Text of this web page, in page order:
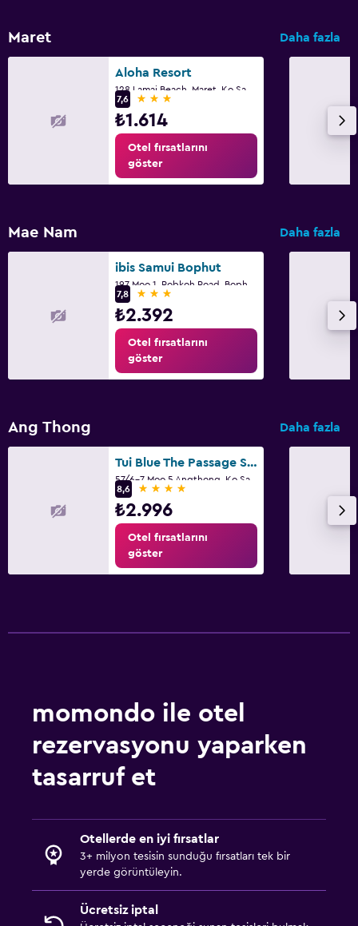
Maret Daha fazla
Aloha Resort
7,6
3 yıldız
₺1.614
Otel fırsatlarını
göster
Mae Nam Daha fazla
ibis Samui Bophut
7,8
3 yıldız
₺2.392
Otel fırsatlarını
göster
Ang Thong Daha fazla
Tui Blue The Passage Samui Pool Villas With Private Beach Resort
8,6
4 yıldız
₺2.996
Otel fırsatlarını
göster
momondo ile otel
rezervasyonu yaparken
tasarruf et
Otellerde en iyi fırsatlar
3+ milyon tesisin sunduğu fırsatları tek bir
yerde görüntüleyin.
Ücretsiz iptal